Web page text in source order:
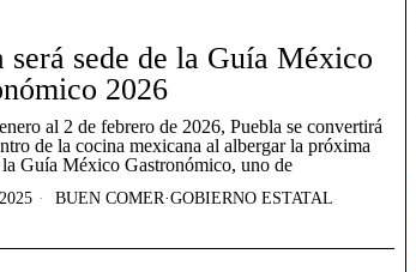
será sede de la Guía México
2026
al 2 de febrero de 2026, Puebla se convertirá
de la cocina mexicana al albergar la próxima
Guía México Gastronómico, uno de
BUEN COMER·GOBIERNO ESTATAL